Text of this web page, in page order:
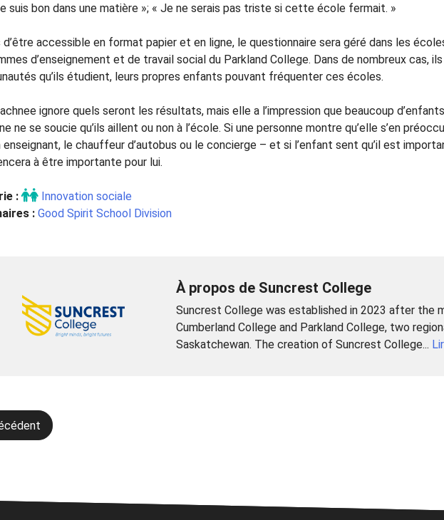
suis bon dans une matière »; « Je ne serais pas triste si cette école fermait. »
d’être accessible en format papier et en ligne, le questionnaire sera géré dans les
d’enseignement et de travail social du Parkland College. Dans de nombreux cas,
qu’ils étudient, leurs propres enfants pouvant fréquenter ces écoles.
ignore quels seront les résultats, mais elle a l’impression que beaucoup
ne se soucie qu’ils aillent ou non à l’école. Si une personne montre qu’elle s’en
le chauffeur d’autobus ou le concierge – et si l’enfant sent qu’il est
à être importante pour lui.
:
Innovation sociale
: Good Spirit School Division
À propos de Suncrest College
Suncrest College was established in 2023 after the
Cumberland College and Parkland College, two
Saskatchewan. The creation of Suncrest College...